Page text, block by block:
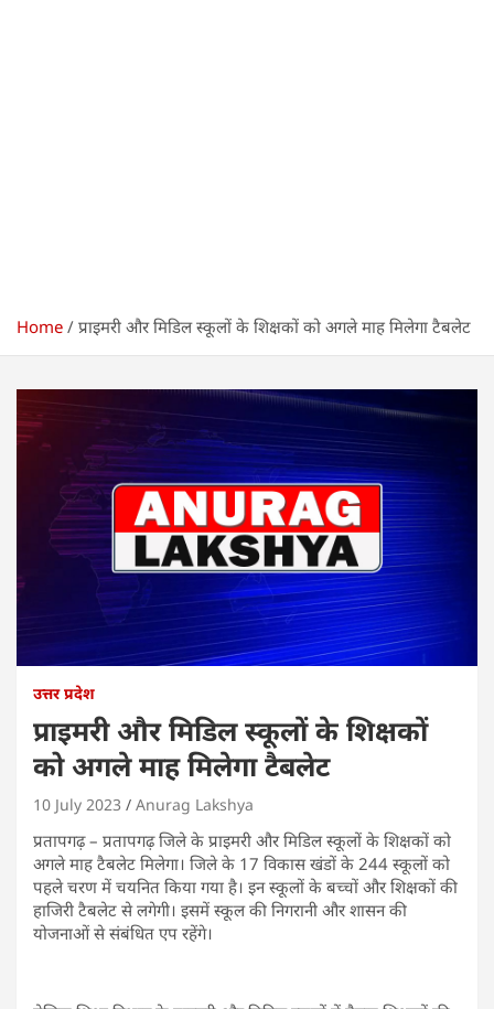
Home प्राइमरी और मिडिल स्कूलों के शिक्षकों को अगले माह मिलेगा टैबलेट
उत्तर प्रदेश
प्राइमरी और मिडिल स्कूलों के शिक्षकों
को अगले माह मिलेगा टैबलेट
10 July 2023 Anurag Lakshya
प्रतापगढ़ – प्रतापगढ़ जिले के प्राइमरी और मिडिल स्कूलों के शिक्षकों को
अगले माह टैबलेट मिलेगा। जिले के 17 विकास खंडों के 244 स्कूलों को
पहले चरण में चयनित किया गया है। इन स्कूलों के बच्चों और शिक्षकों की
हाजिरी टैबलेट से लगेगी। इसमें स्कूल की निगरानी और शासन की
योजनाओं से संबंधित एप रहेंगे।